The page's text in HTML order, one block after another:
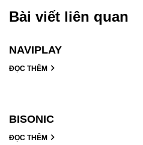
Bài viết liên quan
NAVIPLAY
ĐỌC THÊM
BISONIC
ĐỌC THÊM